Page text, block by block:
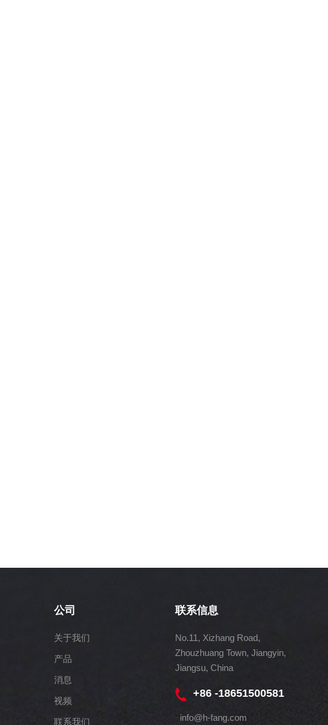
公司
关于我们
产品
消息
视频
联系我们
联系信息
No.11, Xizhang Road,
Zhouzhuang Town, Jiangyin,
Jiangsu, China
+86 -18651500581
info@h-fang.com